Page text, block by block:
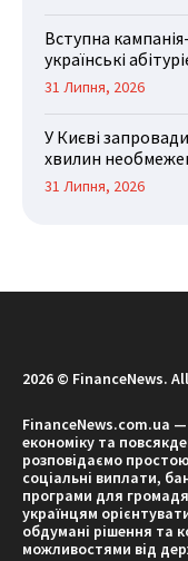
Вступна
українські
31 Липня, 2026
У Києві
хвилин
31 Липня, 2026
2026 © FinanceNews.
FinanceNews.com.ua
економіку та
розповідаємо
соціальні виплати,
програми для
українцям
обдумані рішення та
можливостями від